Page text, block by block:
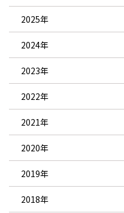
2025年
2024年
2023年
2022年
2021年
2020年
2019年
2018年